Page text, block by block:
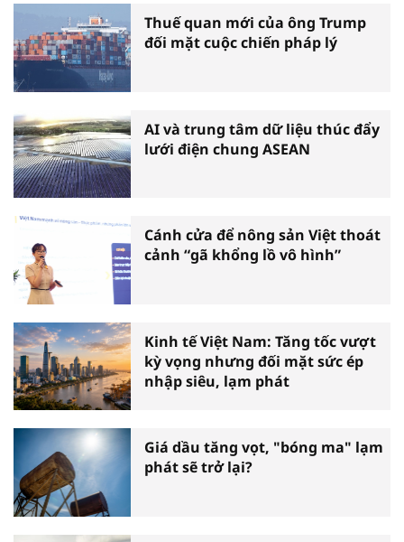
Thuế quan mới của ông Trump
đối mặt cuộc chiến pháp lý
AI và trung tâm dữ liệu thúc đẩy
lưới điện chung ASEAN
Cánh cửa để nông sản Việt thoát
cảnh “gã khổng lồ vô hình”
Kinh tế Việt Nam: Tăng tốc vượt
kỳ vọng nhưng đối mặt sức ép
nhập siêu, lạm phát
Giá dầu tăng vọt, "bóng ma" lạm
phát sẽ trở lại?